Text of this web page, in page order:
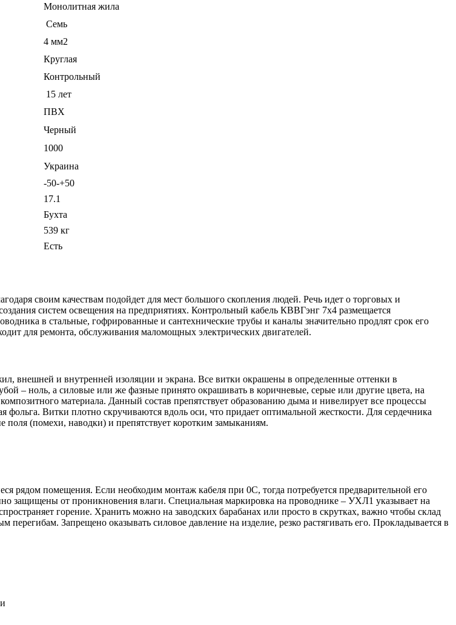
Монолитная жила
Семь
4 мм2
Круглая
Контрольный
15 лет
ПВХ
Черный
1000
Украина
-50-+50
17.1
Бухта
539 кг
Есть
своим качествам подойдет для мест большого скопления людей. Речь идет о торговых и
систем освещения на предприятиях. Контрольный кабель КВВГэнг 7х4 размещается
в стальные, гофрированные и сантехнические трубы и каналы значительно продлят срок его
для ремонта, обслуживания маломощных электрических двигателей.
внешней и внутренней изоляции и экрана. Все витки окрашены в определенные оттенки в
– ноль, а силовые или же фазные принято окрашивать в коричневые, серые или другие цвета, на
материала. Данный состав препятствует образованию дыма и нивелирует все процессы
Витки плотно скручиваются вдоль оси, что придает оптимальной жесткости. Для сердечника
поля (помехи, наводки) и препятствует коротким замыканиям.
рядом помещения. Если необходим монтаж кабеля при 0С, тогда потребуется предварительной его
защищены от проникновения влаги. Специальная маркировка на проводнике – УХЛ1 указывает на
горение. Хранить можно на заводских барабанах или просто в скрутках, важно чтобы склад
Запрещено оказывать силовое давление на изделие, резко растягивать его. Прокладывается в